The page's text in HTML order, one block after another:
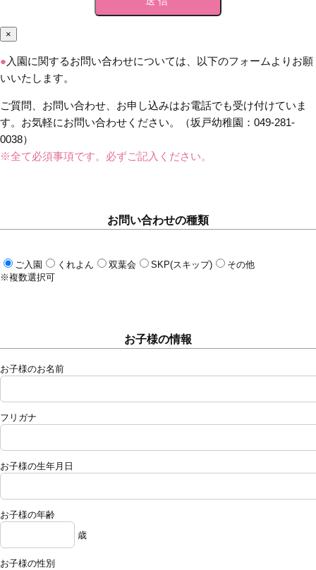
×
● 入園に関するお問い合わせについては、以下のフォームよりお願
いいたします。
ご質問、お問い合わせ、お申し込みはお電話でも受け付けていま
す。お気軽にお問い合わせください。（坂戸幼稚園：049-281-
0038）
※全て必須事項です。必ずご記入ください。
お問い合わせの種類
ご入園 くれよん 双葉会 SKP(スキップ)
その他
※複数選択可
お子様の情報
お子様のお名前
フリガナ
お子様の生年月日
お子様の年齢
歳
お子様の性別